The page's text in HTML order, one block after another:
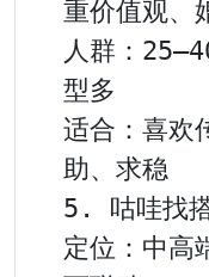
重价值观、
人群：
型多
适合：喜欢
助、求稳
5. 咕哇找
定位：中高